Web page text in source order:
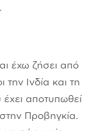
έχω ζήσει από
Ινδία και τη
έχει αποτυπωθεί
Προβηγκία.